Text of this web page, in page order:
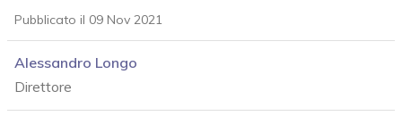
Pubblicato il 09 Nov 2021
Alessandro Longo
Direttore